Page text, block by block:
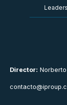
Director:
Leaders